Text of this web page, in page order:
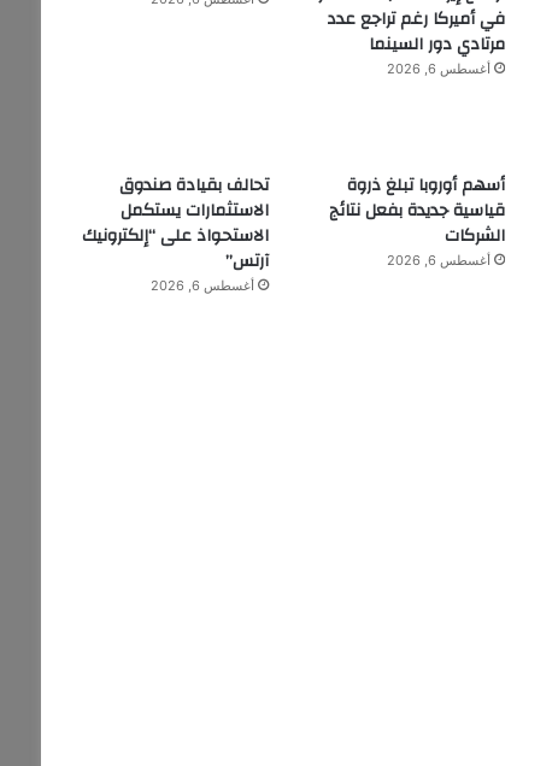
في أميركا رغم تراجع عدد
مرتادي دور السينما
أغسطس 6, 2026
أسهم أوروبا تبلغ ذروة
قياسية جديدة بفعل نتائج
الشركات
أغسطس 6, 2026
تحالف بقيادة صندوق
الاستثمارات يستكمل
الاستحواذ على “إلكترونيك
آرتس”
أغسطس 6, 2026